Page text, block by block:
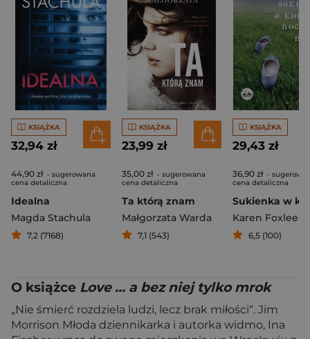
KSIĄŻKA
32,94 zł
44,90 zł - sugerowana
cena detaliczna
Idealna
Magda Stachula
7,2 (7168)
KSIĄŻKA
23,99 zł
35,00 zł - sugerowana
cena detaliczna
Ta którą znam
Małgorzata Warda
7,1 (543)
KSIĄŻKA
29,43 zł
36,90 zł -
cena detaliczna
Karen Foxlee
6,5 (100)
O książce Love ... a bez niej tylko mrok
„Nie śmierć rozdziela ludzi, lecz brak miłości“. Jim
Morrison Młoda dziennikarka i autorka widmo, Ina